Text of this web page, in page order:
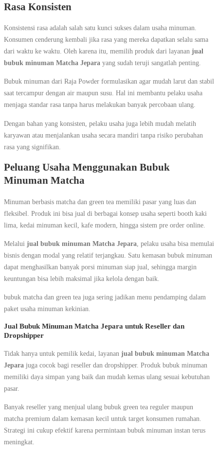
Rasa Konsisten
Konsistensi rasa adalah salah satu kunci sukses dalam usaha minuman.
Konsumen cenderung kembali jika rasa yang mereka dapatkan selalu sama
dari waktu ke waktu. Oleh karena itu, memilih produk dari layanan jual
bubuk minuman Matcha Jepara yang sudah teruji sangatlah penting.
Bubuk minuman dari Raja Powder formulasikan agar mudah larut dan stabil
saat tercampur dengan air maupun susu. Hal ini membantu pelaku usaha
menjaga standar rasa tanpa harus melakukan banyak percobaan ulang.
Dengan bahan yang konsisten, pelaku usaha juga lebih mudah melatih
karyawan atau menjalankan usaha secara mandiri tanpa risiko perubahan
rasa yang signifikan.
Peluang Usaha Menggunakan Bubuk
Minuman Matcha
Minuman berbasis matcha dan green tea memiliki pasar yang luas dan
fleksibel. Produk ini bisa jual di berbagai konsep usaha seperti booth kaki
lima, kedai minuman kecil, kafe modern, hingga sistem pre order online.
Melalui jual bubuk minuman Matcha Jepara , pelaku usaha bisa memulai
bisnis dengan modal yang relatif terjangkau. Satu kemasan bubuk minuman
dapat menghasilkan banyak porsi minuman siap jual, sehingga margin
keuntungan bisa lebih maksimal jika kelola dengan baik.
bubuk matcha dan green tea juga sering jadikan menu pendamping dalam
paket usaha minuman kekinian.
Jual Bubuk Minuman Matcha Jepara untuk Reseller dan
Dropshipper
Tidak hanya untuk pemilik kedai, layanan jual bubuk minuman Matcha
Jepara juga cocok bagi reseller dan dropshipper. Produk bubuk minuman
memiliki daya simpan yang baik dan mudah kemas ulang sesuai kebutuhan
pasar.
Banyak reseller yang menjual ulang bubuk green tea reguler maupun
matcha premium dalam kemasan kecil untuk target konsumen rumahan.
Strategi ini cukup efektif karena permintaan bubuk minuman instan terus
meningkat.